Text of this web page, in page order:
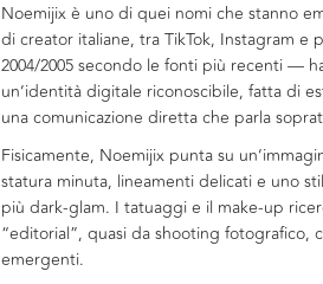
Noemijix è uno di quei nomi che stanno
di creator italiane, tra TikTok, Instagram
2004/2005 secondo le fonti più recenti —
un’identità digitale riconoscibile, fatta di
una comunicazione diretta che parla
Fisicamente, Noemijix punta su
statura minuta, lineamenti delicati e uno
più dark-glam. I tatuaggi e il make-up
“editorial”, quasi da shooting fotografico,
emergenti.